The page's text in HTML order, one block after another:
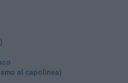
al capolinea)